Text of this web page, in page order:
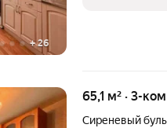
+26
65,1 м² · 3-
Сиреневый